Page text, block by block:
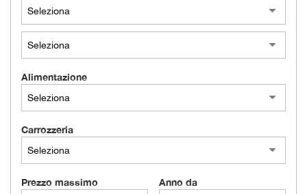
CONTATTI
ORARI
Alimentazione
Carrozzeria
Prezzo massimo Anno da